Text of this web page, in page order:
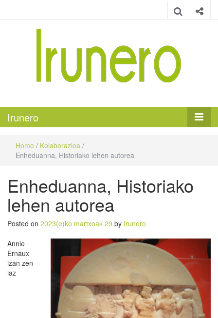
Irunero
Home / Kolaborazioa /
Enheduanna, Historiako lehen autorea
Enheduanna, Historiako
lehen autorea
Posted on 2023(e)ko martxoak 29 by Irunero
Annie
Ernaux
izan zen
iaz